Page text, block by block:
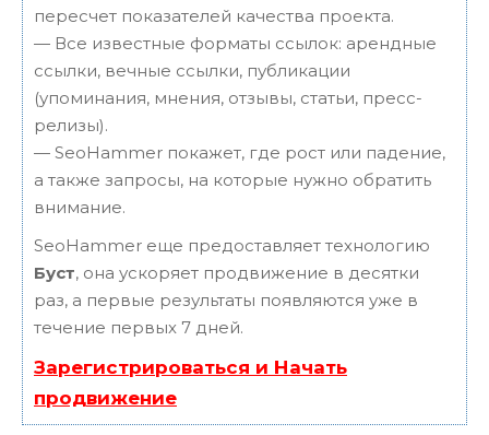
пересчет показателей качества проекта.
— Все известные форматы ссылок: арендные
ссылки, вечные ссылки, публикации
(упоминания, мнения, отзывы, статьи, пресс-
релизы).
— SeoHammer покажет, где рост или падение,
а также запросы, на которые нужно обратить
внимание.
SeoHammer еще предоставляет технологию
Буст, она ускоряет продвижение в десятки
раз, а первые результаты появляются уже в
течение первых 7 дней.
Зарегистрироваться и Начать
продвижение